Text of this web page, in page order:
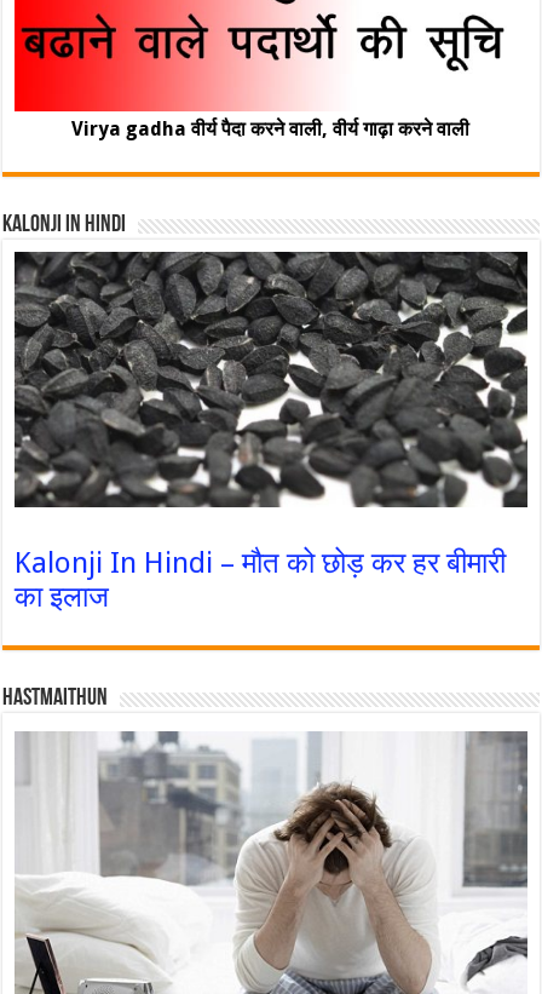
Virya gadha वीर्य पैदा करने वाली, वीर्य गाढ़ा करने वाली
Kalonji In Hindi
Kalonji In Hindi – मौत को छोड़ कर हर बीमारी
का इलाज
Hastmaithun